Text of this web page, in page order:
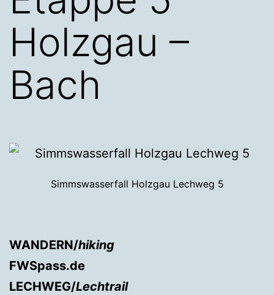
Holzgau –
Bach
Simmswasserfall Holzgau Lechweg 5
WANDERN/hiking
FWSpass.de
LECHWEG/Lechtrail